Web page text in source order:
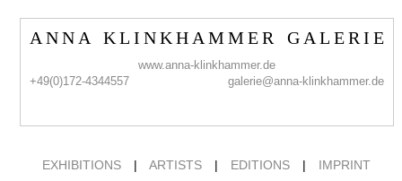
A N N A K L I N K H A M M E R G A L E R I E
www.anna-klinkhammer.de
+49(0)172-4344557
galerie@anna-klinkhammer.de
EXHIBITIONS | ARTISTS | EDITIONS | IMPRINT